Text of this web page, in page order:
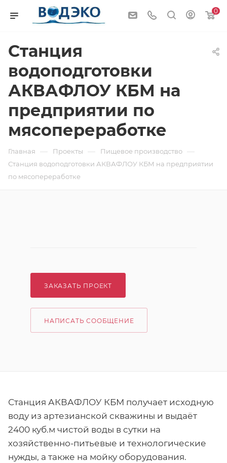
0
Станция
водоподготовки
АКВАФЛОУ КБМ на
предприятии по
мясопереработке
Главная — Проекты — Пищевое производство —
Станция водоподготовки АКВАФЛОУ КБМ на предприятии
по мясопереработке
ЗАКАЗАТЬ ПРОЕКТ
НАПИСАТЬ СООБЩЕНИЕ
Станция АКВАФЛОУ КБМ получает исходную
воду из артезианской скважины и выдаёт
2400 куб.м чистой воды в сутки на
хозяйственно-питьевые и технологические
нужды, а также на мойку оборудования.